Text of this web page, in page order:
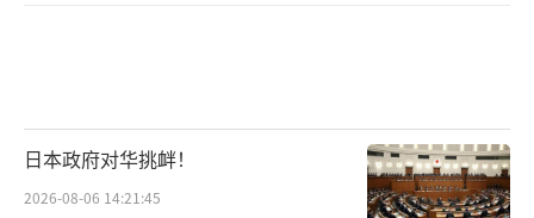
日本政府对华挑衅！
2026-08-06 14:21:45